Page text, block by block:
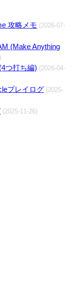
攻略メモ (2026-07-
(Make Anything
つ打ち編) (2026-04-
プレイログ (2025-
(2025-11-26)